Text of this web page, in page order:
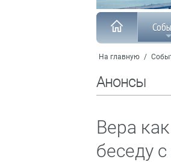
На главную /
Анонсы
Вера
беседу